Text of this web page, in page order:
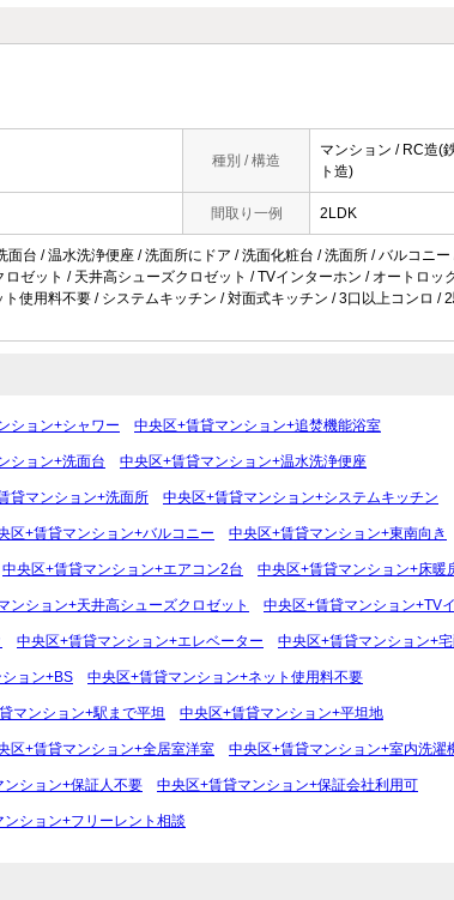
種別 / 構造
マンション / RC造(
ト造)
間取り一例 2LDK
台 / 温水洗浄便座 / 洗面所にドア / 洗面化粧台 / 洗面所 / バルコニー
ゼット / 天井高シューズクロゼット / TVインターホン / オートロッ
使用料不要 / システムキッチン / 対面式キッチン / 3口以上コンロ /
ション+シャワー 中央区+賃貸マンション+追焚機能浴室
ション+洗面台 中央区+賃貸マンション+温水洗浄便座
貸マンション+洗面所 中央区+賃貸マンション+システムキッチン
区+賃貸マンション+バルコニー 中央区+賃貸マンション+東南向き
中央区+賃貸マンション+エアコン2台 中央区+賃貸マンション+床暖
ンション+天井高シューズクロゼット 中央区+賃貸マンション+TV
中央区+賃貸マンション+エレベーター 中央区+賃貸マンション+
ョン+BS 中央区+賃貸マンション+ネット使用料不要
マンション+駅まで平坦 中央区+賃貸マンション+平坦地
区+賃貸マンション+全居室洋室 中央区+賃貸マンション+室内洗濯
ンション+保証人不要 中央区+賃貸マンション+保証会社利用可
ション+フリーレント相談